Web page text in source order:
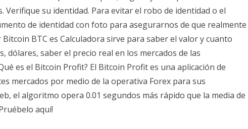
Verifique su identidad. Para evitar el robo de identidad o el
de identidad con foto para asegurarnos de que realmente
BTC es Calculadora sirve para saber el valor y cuanto
dólares, saber el precio real en los mercados de las
es el Bitcoin Profit? El Bitcoin Profit es una aplicación de
mercados por medio de la operativa Forex para sus
el algoritmo opera 0.01 segundos más rápido que la media de
aquí!